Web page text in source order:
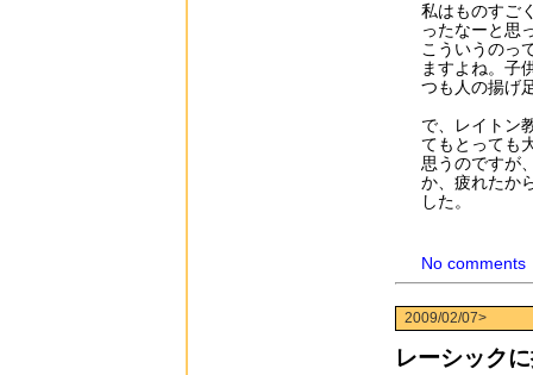
私はものすご
ったなーと思
こういうのっ
ますよね。子
つも人の揚げ
で、レイトン
てもとっても
思うのですが
か、疲れたか
した。
No comments
2009/02/07>
レーシック